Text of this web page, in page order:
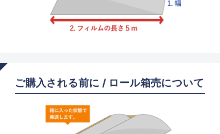
ご購入される前に / ロール箱売について